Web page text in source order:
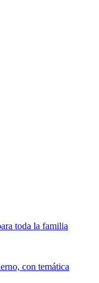
toda la familia
con temática